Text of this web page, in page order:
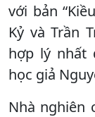
với bản
Kỷ và Trần
hợp lý nhất
học giả
Nhà nghiên